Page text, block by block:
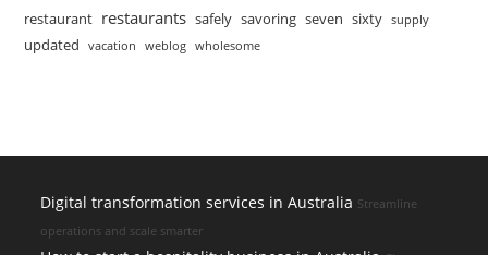
restaurant restaurants safely savoring seven sixty supply
updated vacation weblog wholesome
Digital transformation services in Australia Streamline
operations and scale smarter